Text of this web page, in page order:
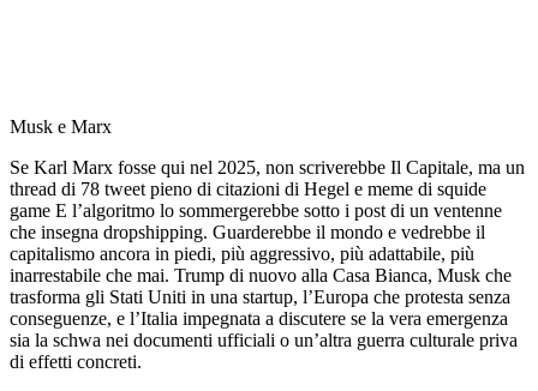
Musk e Marx
Se Karl Marx fosse qui nel 2025, non scriverebbe Il Capitale, ma un
thread di 78 tweet pieno di citazioni di Hegel e meme di squide
game E l’algoritmo lo sommergerebbe sotto i post di un ventenne
che insegna dropshipping. Guarderebbe il mondo e vedrebbe il
capitalismo ancora in piedi, più aggressivo, più adattabile, più
inarrestabile che mai. Trump di nuovo alla Casa Bianca, Musk che
trasforma gli Stati Uniti in una startup, l’Europa che protesta senza
conseguenze, e l’Italia impegnata a discutere se la vera emergenza
sia la schwa nei documenti ufficiali o un’altra guerra culturale priva
di effetti concreti.